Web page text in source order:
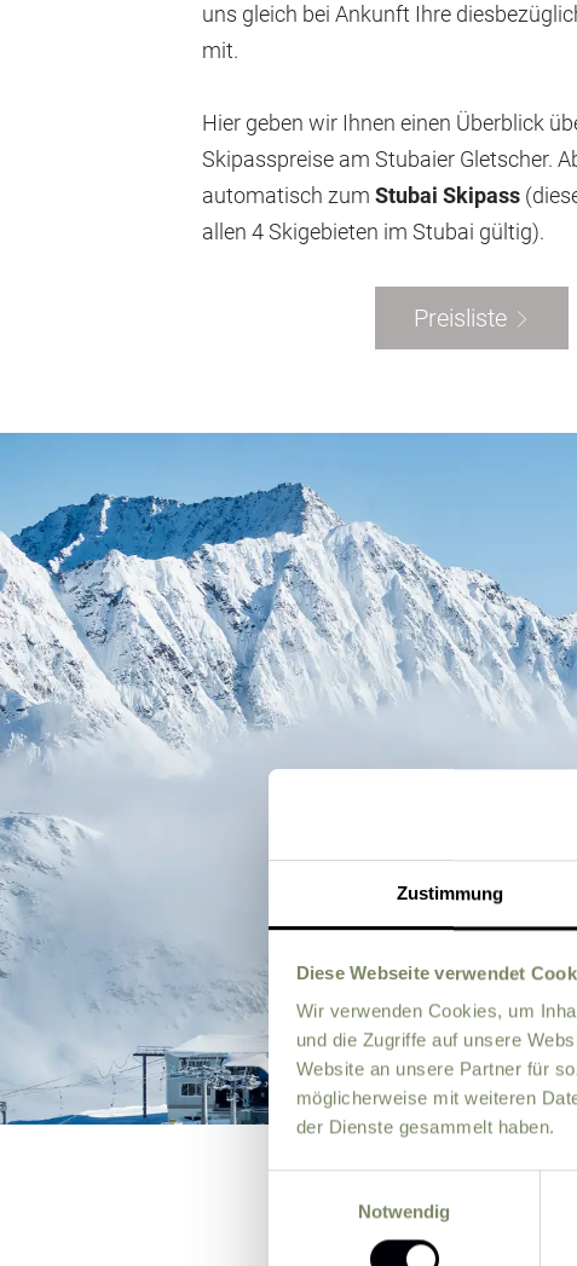
Zustimmung
Diese Webseite verwendet
Wir verwenden Cookies, um
und die Zugriffe auf unsere
Website an unsere Partner für
möglicherweise mit weiteren
der Dienste gesammelt haben.
Notwendig
uns gleich bei Ankunft Ihre
mit.
Hier geben wir Ihnen einen Überblick
Skipasspreise am Stubaier Gletscher.
automatisch zum Stubai Skipass
allen 4 Skigebieten im Stubai gültig).
Preisliste